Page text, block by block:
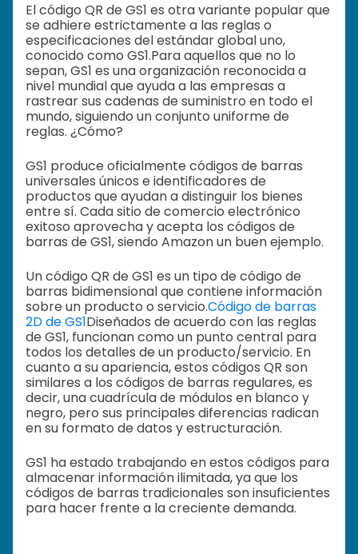
El código QR de GS1 es otra variante popular que
se adhiere estrictamente a las reglas o
especificaciones del estándar global uno,
conocido como GS1.Para aquellos que no lo
sepan, GS1 es una organización reconocida a
nivel mundial que ayuda a las empresas a
rastrear sus cadenas de suministro en todo el
mundo, siguiendo un conjunto uniforme de
reglas. ¿Cómo?
GS1 produce oficialmente códigos de barras
universales únicos e identificadores de
productos que ayudan a distinguir los bienes
entre sí. Cada sitio de comercio electrónico
exitoso aprovecha y acepta los códigos de
barras de GS1, siendo Amazon un buen ejemplo.
Un código QR de GS1 es un tipo de código de
barras bidimensional que contiene información
sobre un producto o servicio.Código de barras
2D de GS1Diseñados de acuerdo con las reglas
de GS1, funcionan como un punto central para
todos los detalles de un producto/servicio. En
cuanto a su apariencia, estos códigos QR son
similares a los códigos de barras regulares, es
decir, una cuadrícula de módulos en blanco y
negro, pero sus principales diferencias radican
en su formato de datos y estructuración.
GS1 ha estado trabajando en estos códigos para
almacenar información ilimitada, ya que los
códigos de barras tradicionales son insuficientes
para hacer frente a la creciente demanda.